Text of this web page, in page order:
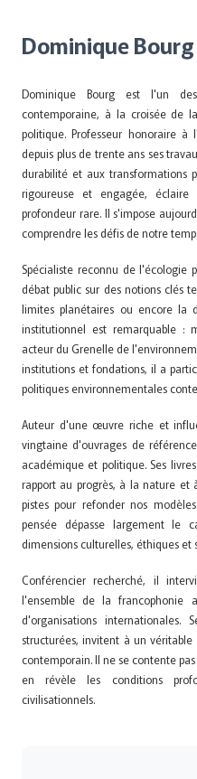
Dominique Bourg
Dominique Bourg est l'un
contemporaine, à la croisée de
politique. Professeur honoraire à
depuis plus de trente ans ses
durabilité et aux transformations
rigoureuse et engagée,
profondeur rare. Il s'impose
comprendre les défis de notre
Spécialiste reconnu de
débat public sur des notions clés
limites planétaires ou encore la
institutionnel est remarquable :
acteur du Grenelle de
institutions et fondations, il a
politiques environnementales
Auteur d'une œuvre riche et
vingtaine d'ouvrages de
académique et politique. Ses
rapport au progrès, à la nature et
pistes pour refonder nos
pensée dépasse largement le
dimensions culturelles, éthiques et
Conférencier recherché, il
l'ensemble de la francophonie
d'organisations internationales.
structurées, invitent à un
contemporain. Il ne se contente
en révèle les conditions
civilisationnels.